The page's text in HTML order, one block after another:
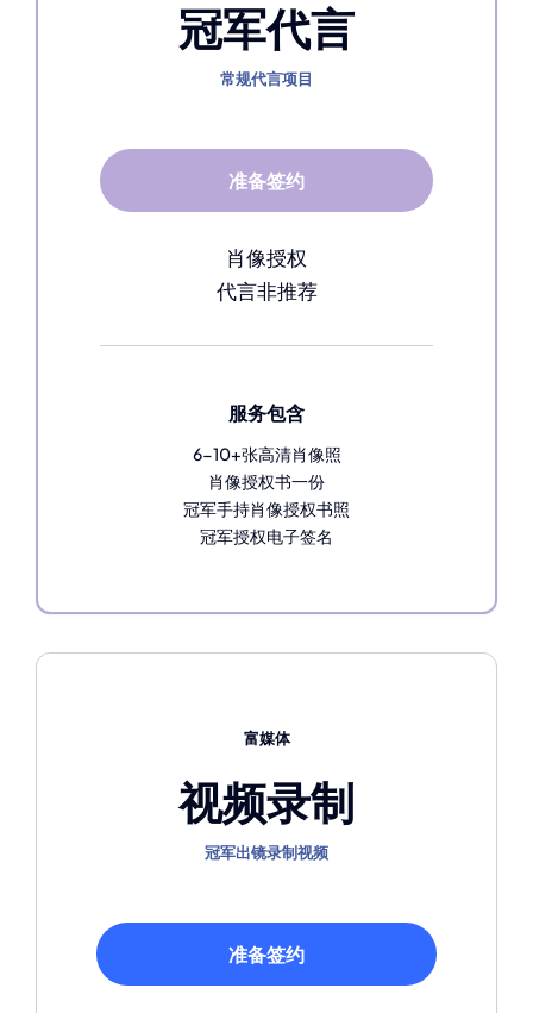
冠军代言
常规代言项目
准备签约
肖像授权
代言非推荐
服务包含
6-10+张高清肖像照
肖像授权书一份
冠军手持肖像授权书照
冠军授权电子签名
富媒体
视频录制
冠军出镜录制视频
准备签约